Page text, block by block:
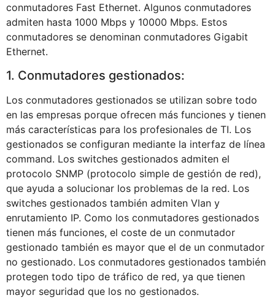
conmutadores Fast Ethernet. Algunos conmutadores
admiten hasta 1000 Mbps y 10000 Mbps. Estos
conmutadores se denominan conmutadores Gigabit
Ethernet.
1. Conmutadores gestionados:
Los conmutadores gestionados se utilizan sobre todo
en las empresas porque ofrecen más funciones y tienen
más características para los profesionales de TI. Los
gestionados se configuran mediante la interfaz de línea
command. Los switches gestionados admiten el
protocolo SNMP (protocolo simple de gestión de red),
que ayuda a solucionar los problemas de la red. Los
switches gestionados también admiten Vlan y
enrutamiento IP. Como los conmutadores gestionados
tienen más funciones, el coste de un conmutador
gestionado también es mayor que el de un conmutador
no gestionado. Los conmutadores gestionados también
protegen todo tipo de tráfico de red, ya que tienen
mayor seguridad que los no gestionados.